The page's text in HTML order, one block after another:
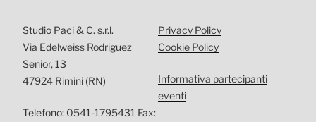
Studio Paci & C. s.r.l.
Via Edelweiss Rodriguez
Senior, 13
47924 Rimini (RN)
Telefono: 0541-1795431 Fax:
Privacy Policy
Cookie Policy
Informativa partecipanti
eventi